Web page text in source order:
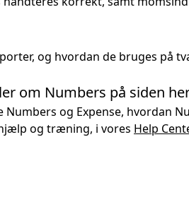
og hvordan de bruges på
om Numbers på siden
og Expense, hvordan
og træning, i vores Help